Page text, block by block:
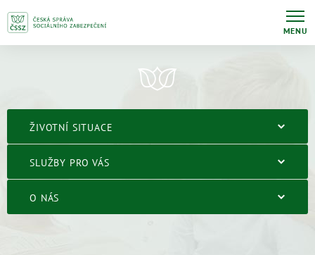
MENU
ŽIVOTNÍ SITUACE
SLUŽBY PRO VÁS
O NÁS